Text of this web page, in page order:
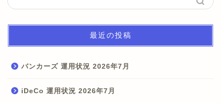
最近の投稿
バンカーズ 運用状況 2026年7月
iDeCo 運用状況 2026年7月